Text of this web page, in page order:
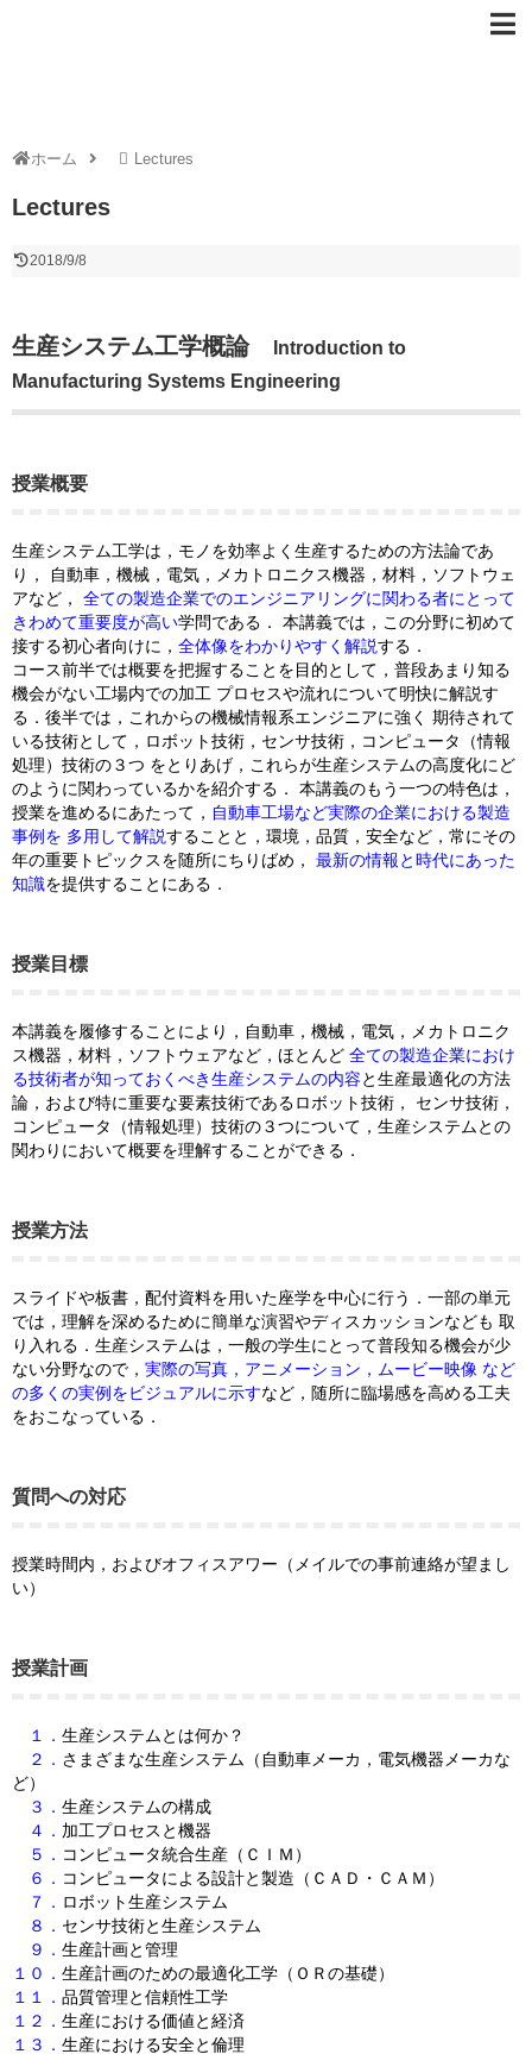
ホーム Lectures
Lectures
2018/9/8
生産システム工学概論
Introduction to
Manufacturing Systems Engineering
授業概要
生産システム工学は，モノを効率よく生産するための方法論であ
り， 自動車，機械，電気，メカトロニクス機器，材料，ソフトウェ
アなど， 全ての製造企業でのエンジニアリングに関わる者にとって
きわめて重要度が高い学問である． 本講義では，この分野に初めて
接する初心者向けに， 全体像をわかりやすく解説する．
コース前半では概要を把握することを目的として，普段あまり知る
機会がない工場内での加工 プロセスや流れについて明快に解説す
る．後半では，これからの機械情報系エンジニアに強く 期待されて
いる技術として，ロボット技術，センサ技術，コンピュータ（情報
処理）技術の３つ をとりあげ，これらが生産システムの高度化にど
のように関わっているかを紹介する． 本講義のもう一つの特色は，
授業を進めるにあたって， 自動車工場など実際の企業における製造
事例を 多用して解説することと，環境，品質，安全など，常にその
年の重要トピックスを随所にちりばめ， 最新の情報と時代にあった
知識を提供することにある．
授業目標
本講義を履修することにより，自動車，機械，電気，メカトロニク
ス機器，材料，ソフトウェアなど，ほとんど 全ての製造企業におけ
る技術者が知っておくべき生産システムの内容と生産最適化の方法
論，および特に重要な要素技術であるロボット技術， センサ技術，
コンピュータ（情報処理）技術の３つについて，生産システムとの
関わりにおいて概要を理解することができる．
授業方法
スライドや板書，配付資料を用いた座学を中心に行う．一部の単元
では，理解を深めるために簡単な演習やディスカッションなども 取
り入れる．生産システムは，一般の学生にとって普段知る機会が少
ない分野なので， 実際の写真，アニメーション，ムービー映像 など
の多くの実例をビジュアルに示すなど，随所に臨場感を高める工夫
をおこなっている．
質問への対応
授業時間内，およびオフィスアワー（メイルでの事前連絡が望まし
い）
授業計画
１． 生産システムとは何か？
２． さまざまな生産システム（自動車メーカ，電気機器メーカな
ど）
３． 生産システムの構成
４． 加工プロセスと機器
５． コンピュータ統合生産（ＣＩＭ）
６． コンピュータによる設計と製造（ＣＡＤ・ＣＡＭ）
７． ロボット生産システム
８． センサ技術と生産システム
９． 生産計画と管理
１０． 生産計画のための最適化工学（ＯＲの基礎）
１１． 品質管理と信頼性工学
１２． 生産における価値と経済
１３． 生産における安全と倫理